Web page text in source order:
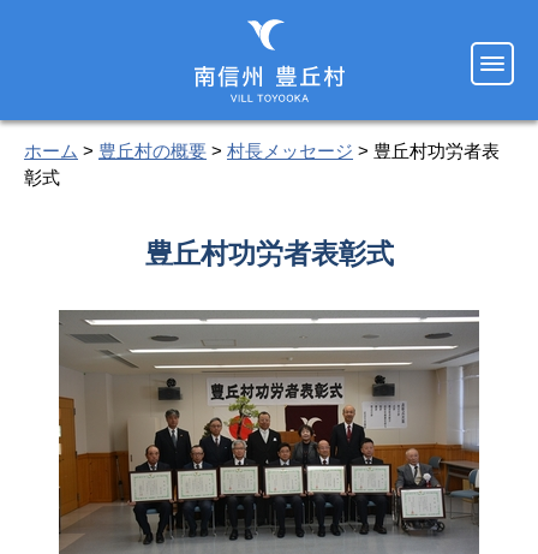
ホーム > 豊丘村の概要 > 村長メッセージ > 豊丘村功労者表
彰式
豊丘村功労者表彰式